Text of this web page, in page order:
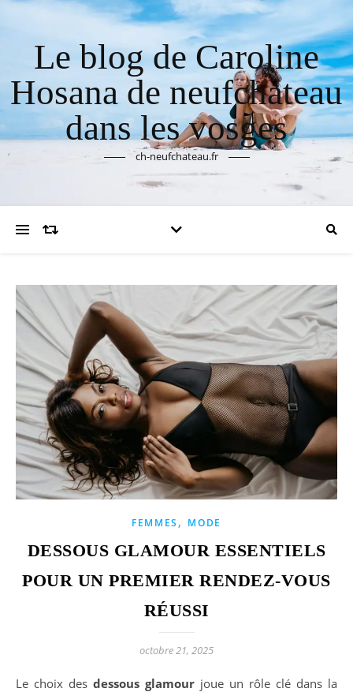
Le blog de Caroline
Hosana de neufchateau
dans les vosges
ch-neufchateau.fr
FEMMES , MODE
DESSOUS GLAMOUR ESSENTIELS
POUR UN PREMIER RENDEZ-VOUS
RÉUSSI
octobre 21, 2025
Le choix des dessous glamour joue un rôle clé dans la